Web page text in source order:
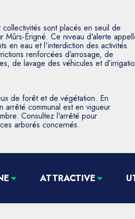
sont placés en seuil de
Mûrs-Érigné. Ce niveau d'alerte
en eau et l'interdiction des activités
renforcées d’arrosage, de
de lavage des véhicules et
de forêt et de végétation. En
communal est en vigueur
Consultez l'arrêté pour
arborés concernés.
ATTRACTIVE